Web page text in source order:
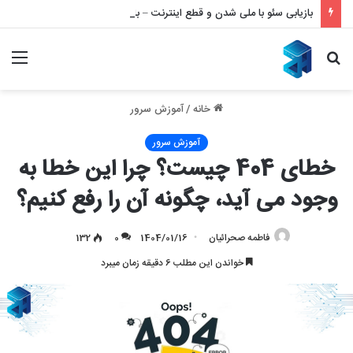
جستجو
خانه/آموزش سرور
آموزش سرور
خطای 404 چیست؟ چرا این خطا به
وجود می آید، چگونه آن را رفع کنیم؟
فاطمه صحرائیان 1404/01/16
0
132
خواندن این مطلب 6 دقیقه زمان میبرد